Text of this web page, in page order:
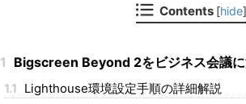
Contents [hide]
1 Bigscreen Beyond 2をビジネス会議
1.1 Lighthouse環境設定手順の詳細解説